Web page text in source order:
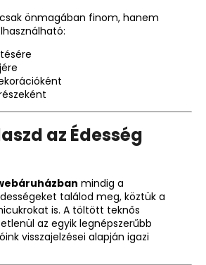
önmagában finom, hanem
az Édesség
mindig a
találod meg, köztük a
is. A töltött teknős
az egyik legnépszerűbb
visszajelzései alapján igazi